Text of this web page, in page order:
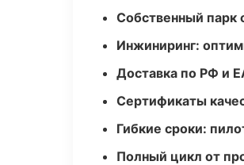
Собственный парк
Инжиниринг:
Доставка по РФ и
Сертификаты
Гибкие сроки:
Полный цикл от